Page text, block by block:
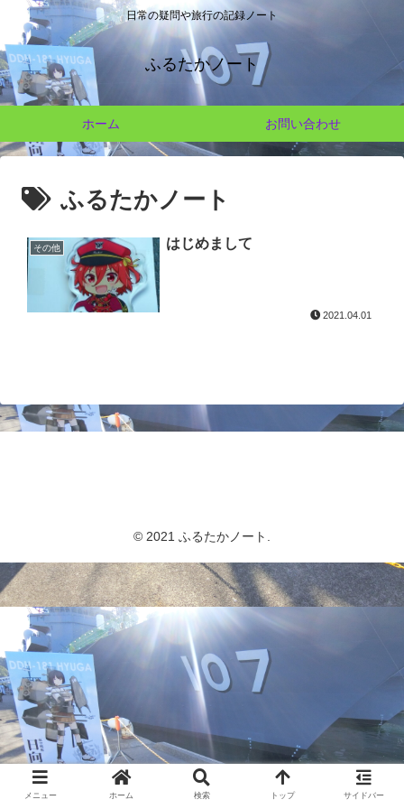
日常の疑問や旅行の記録ノート
ふるたかノート
ホーム お問い合わせ
ふるたかノート
その他 はじめまして
2021.04.01
© 2021 ふるたかノート.
メニュー ホーム 検索 トップ サイドバー